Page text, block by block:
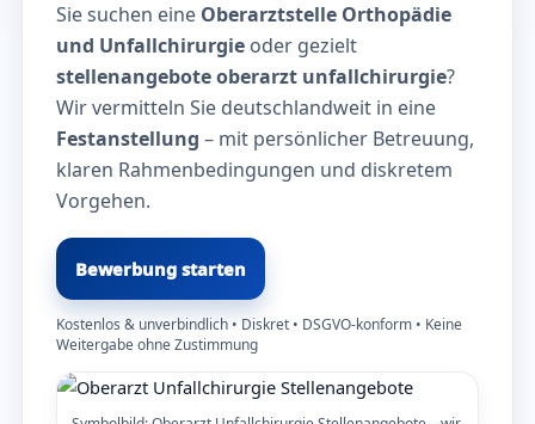
Sie suchen eine Oberarztstelle Orthopädie
und Unfallchirurgie oder gezielt
stellenangebote oberarzt unfallchirurgie?
Wir vermitteln Sie deutschlandweit in eine
Festanstellung – mit persönlicher Betreuung,
klaren Rahmenbedingungen und diskretem
Vorgehen.
Bewerbung starten
Kostenlos & unverbindlich • Diskret • DSGVO-konform • Keine
Weitergabe ohne Zustimmung